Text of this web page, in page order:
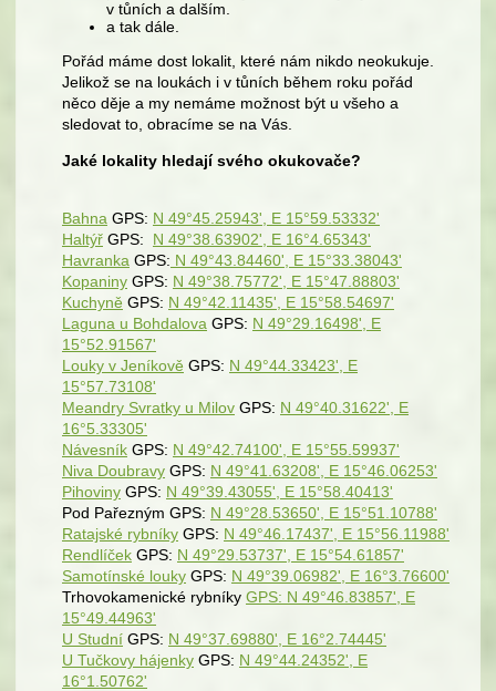
v tůních a dalším.
a tak dále.
Pořád máme dost lokalit, které nám nikdo neokukuje.
Jelikož se na loukách i v tůních během roku pořád
něco děje a my nemáme možnost být u všeho a
sledovat to, obracíme se na Vás.
Jaké lokality hledají svého okukovače?
Bahna GPS: N 49°45.25943', E 15°59.53332'
Haltýř GPS: N 49°38.63902', E 16°4.65343'
Havranka GPS: N 49°43.84460', E 15°33.38043'
Kopaniny GPS: N 49°38.75772', E 15°47.88803'
Kuchyně GPS: N 49°42.11435', E 15°58.54697'
Laguna u Bohdalova GPS: N 49°29.16498', E
15°52.91567'
Louky v Jeníkově GPS: N 49°44.33423', E
15°57.73108'
Meandry Svratky u Milov GPS: N 49°40.31622', E
16°5.33305'
Návesník GPS: N 49°42.74100', E 15°55.59937'
Niva Doubravy GPS: N 49°41.63208', E 15°46.06253'
Pihoviny GPS: N 49°39.43055', E 15°58.40413'
Pod Pařezným GPS: N 49°28.53650', E 15°51.10788'
Ratajské rybníky GPS: N 49°46.17437', E 15°56.11988'
Rendlíček GPS: N 49°29.53737', E 15°54.61857'
Samotínské louky GPS: N 49°39.06982', E 16°3.76600'
Trhovokamenické rybníky GPS: N 49°46.83857', E
15°49.44963'
U Studní GPS: N 49°37.69880', E 16°2.74445'
U Tučkovy hájenky GPS: N 49°44.24352', E
16°1.50762'